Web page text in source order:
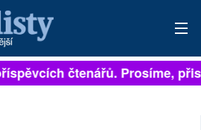
čtenářů. Prosíme,